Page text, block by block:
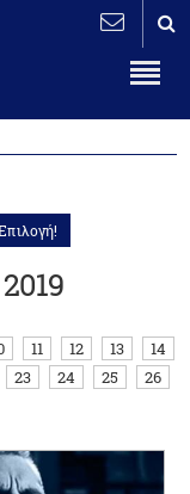
11 12 13
14
23 24 25
26